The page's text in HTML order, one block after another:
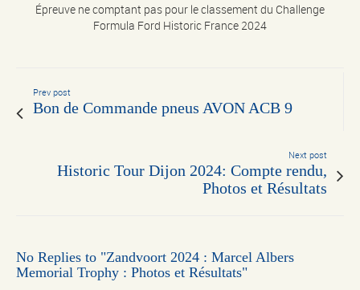
Épreuve ne comptant pas pour le classement du Challenge
Formula Ford Historic France 2024
Prev post
Bon de Commande pneus AVON ACB 9
Next post
Historic Tour Dijon 2024: Compte rendu,
Photos et Résultats
No Replies to "Zandvoort 2024 : Marcel Albers
Memorial Trophy : Photos et Résultats"